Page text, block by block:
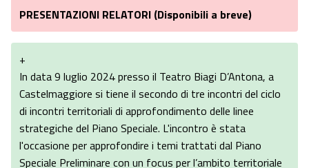
PRESENTAZIONI RELATORI (Disponibili a breve)
+
In data 9 luglio 2024 presso il Teatro Biagi D’Antona, a
Castelmaggiore si tiene il secondo di tre incontri del ciclo
di incontri territoriali di approfondimento delle linee
strategiche del Piano Speciale. L'incontro è stata
l'occasione per approfondire i temi trattati dal Piano
Speciale Preliminare con un focus per l’ambito territoriale